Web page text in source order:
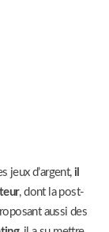
jeux d’argent,il
, dont la post-
aussi des